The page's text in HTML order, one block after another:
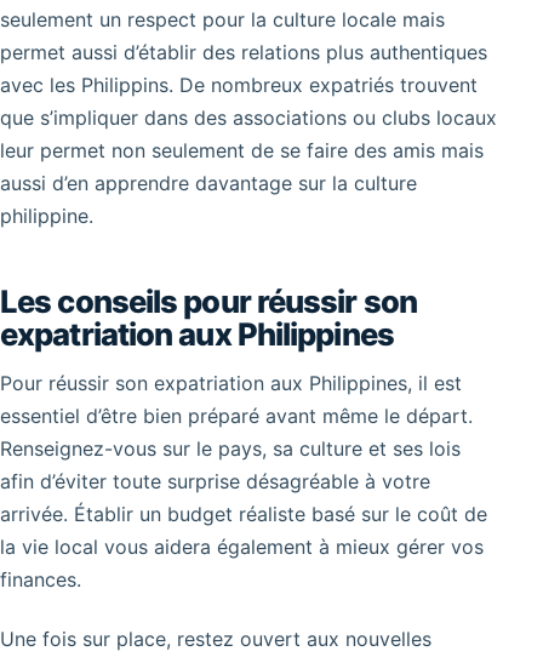
seulement un respect pour la culture locale mais
permet aussi d’établir des relations plus authentiques
avec les Philippins. De nombreux expatriés trouvent
que s’impliquer dans des associations ou clubs locaux
leur permet non seulement de se faire des amis mais
aussi d’en apprendre davantage sur la culture
philippine.
Les conseils pour réussir son
expatriation aux Philippines
Pour réussir son expatriation aux Philippines, il est
essentiel d’être bien préparé avant même le départ.
Renseignez-vous sur le pays, sa culture et ses lois
afin d’éviter toute surprise désagréable à votre
arrivée. Établir un budget réaliste basé sur le coût de
la vie local vous aidera également à mieux gérer vos
finances.
Une fois sur place, restez ouvert aux nouvelles